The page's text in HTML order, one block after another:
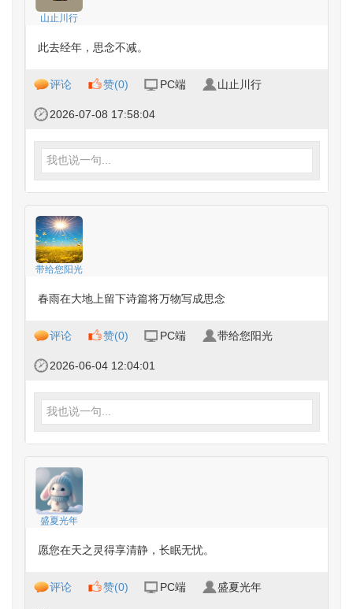
山止川行
此去经年，思念不减。
评论 赞(0) PC端 山止川行
2026-07-08 17:58:04
我也说一句...
带给您阳光
春雨在大地上留下诗篇将万物写成思念
评论 赞(0) PC端 带给您阳光
2026-06-04 12:04:01
我也说一句...
盛夏光年
愿您在天之灵得享清静，长眠无忧。
评论 赞(0) PC端 盛夏光年